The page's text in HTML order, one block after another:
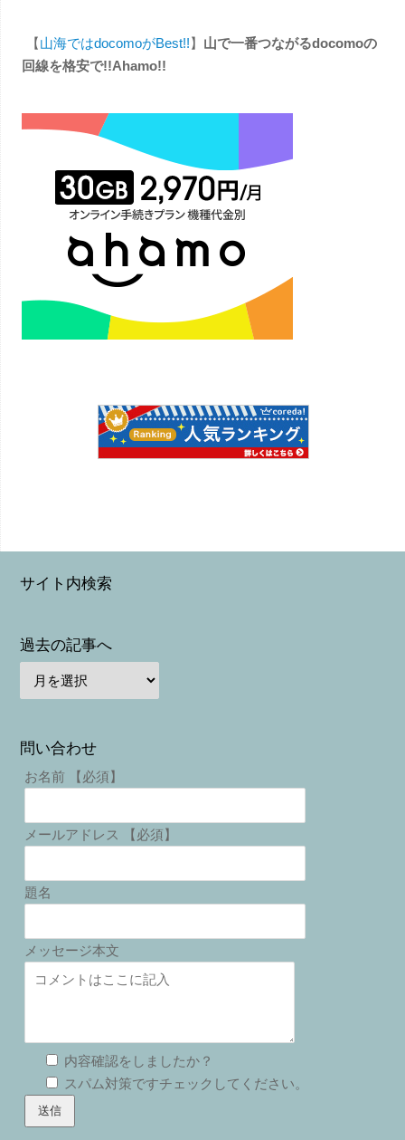
【山海ではdocomoがBest!!】 山で一番つながるdocomoの
回線を格安で!!Ahamo!!
サイト内検索
過去の記事へ
問い合わせ
お名前 【必須】
メールアドレス 【必須】
題名
メッセージ本文
内容確認をしましたか？
スパム対策ですチェックしてください。